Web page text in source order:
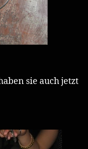
sie auch jetzt